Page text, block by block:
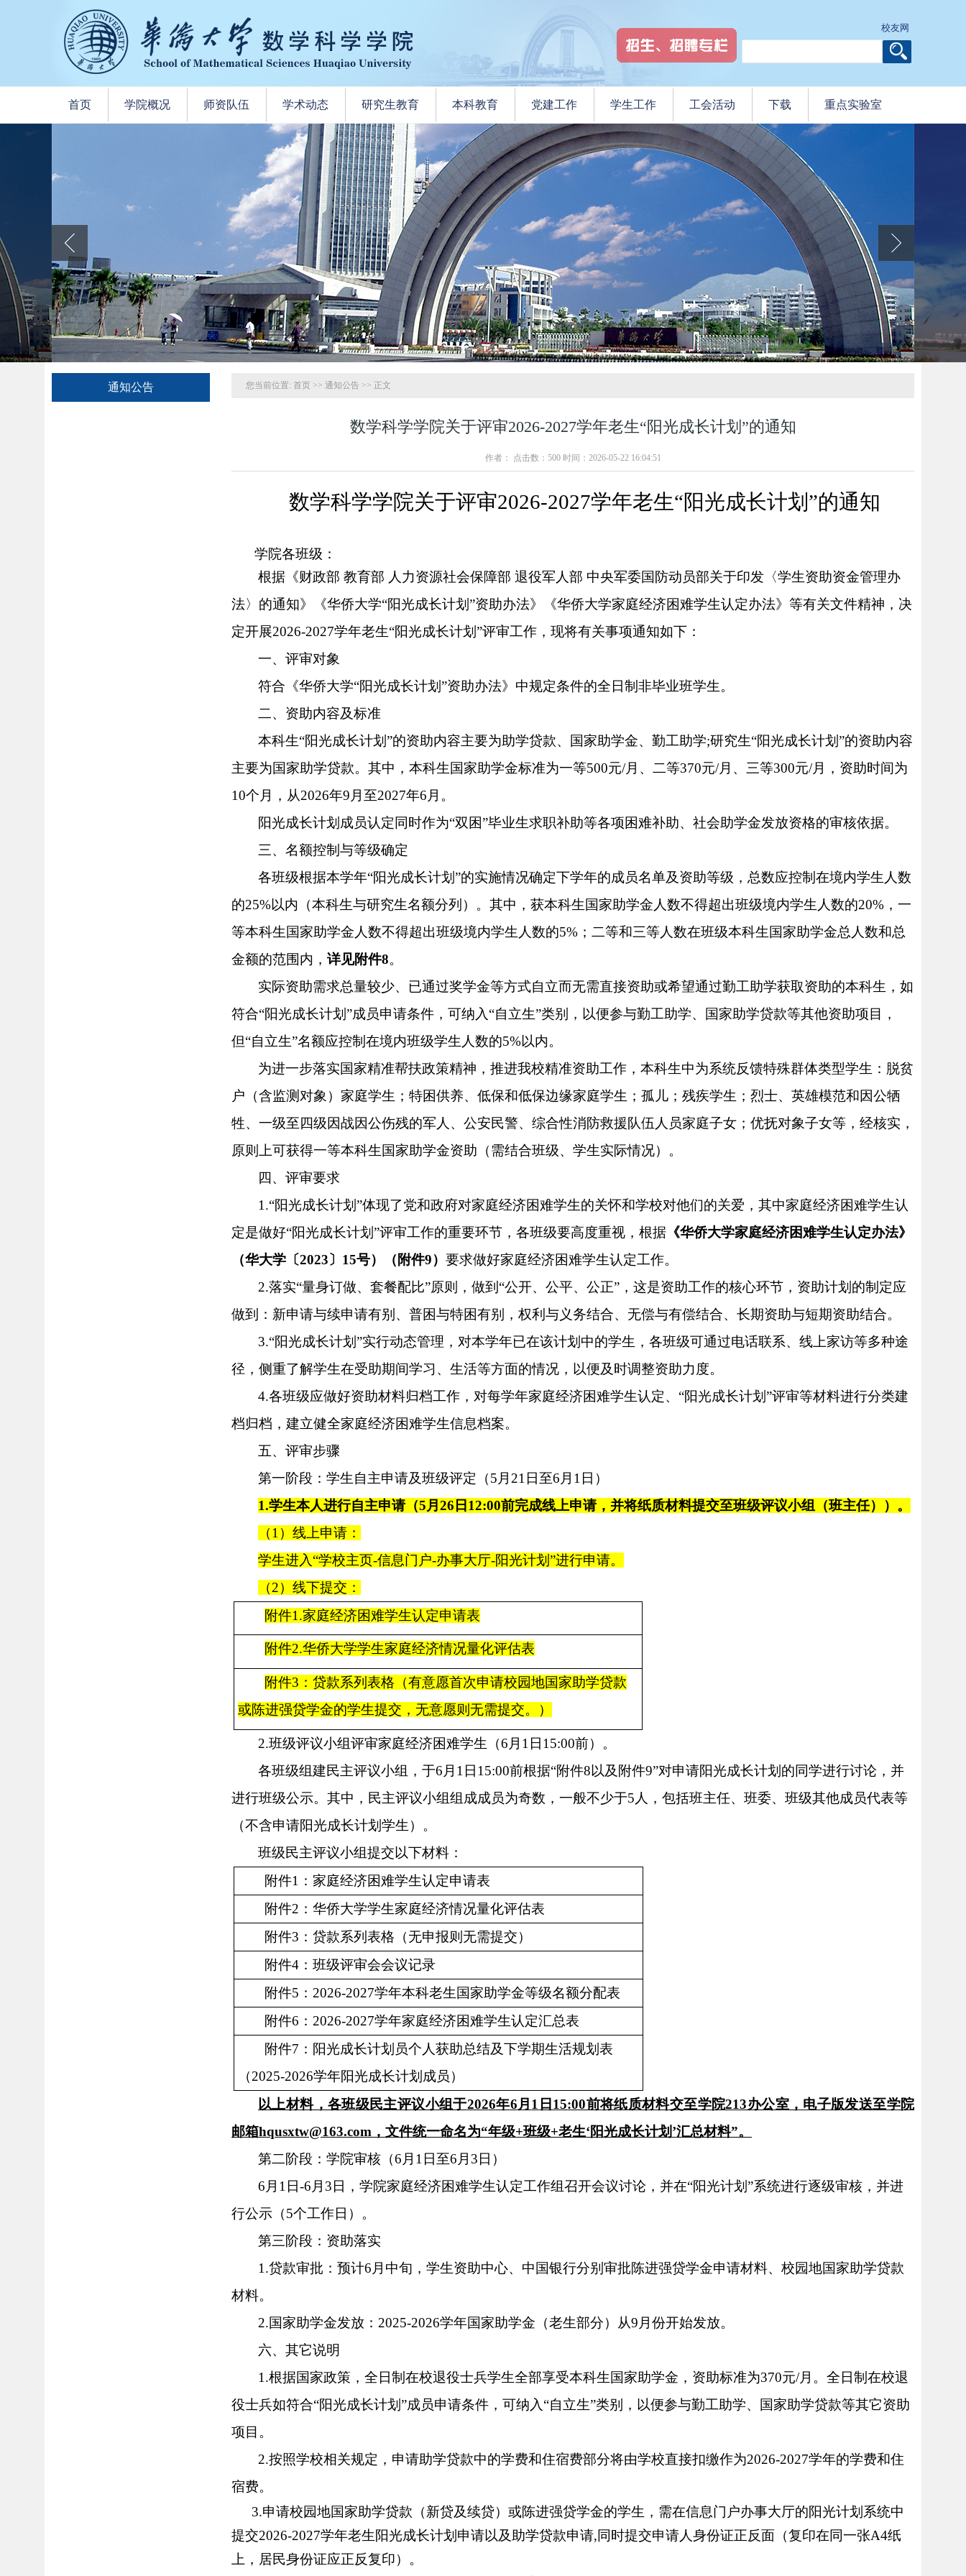
校友网
首页 学院概况 师资队伍 学术动态 研究生教育 本科教育 党建工作 学生工作 工会活动 下载 重点实验室
通知公告 您当前位置: 首页 >> 通知公告 >> 正文
数学科学学院关于评审2026-2027学年老生“阳光成长计划”的通知
作者： 点击数： 500时间：2026-05-22 16:04:51
数学科学学院关于评审2026-2027学年老生“阳光成长计划”的通知
学院各班级：
根据《财政部 教育部 人力资源社会保障部 退役军人部 中央军委国防动员部关于印发〈学生资助资金管理办
法〉的通知》《华侨大学“阳光成长计划”资助办法》《华侨大学家庭经济困难学生认定办法》等有关文件精神，决
定开展2026-2027学年老生“阳光成长计划”评审工作，现将有关事项通知如下：
一、评审对象
符合《华侨大学“阳光成长计划”资助办法》中规定条件的全日制非毕业班学生。
二、资助内容及标准
本科生“阳光成长计划”的资助内容主要为助学贷款、国家助学金、勤工助学;研究生“阳光成长计划”的资助内容
主要为国家助学贷款。其中，本科生国家助学金标准为一等500元/月、二等370元/月、三等300元/月，资助时间为
10个月，从2026年9月至2027年6月。
阳光成长计划成员认定同时作为“双困”毕业生求职补助等各项困难补助、社会助学金发放资格的审核依据。
三、名额控制与等级确定
各班级根据本学年“阳光成长计划”的实施情况确定下学年的成员名单及资助等级，总数应控制在境内学生 人数
的25%以内（本科生与研究生名额分列）。其中，获本科生国家助学金人数不得超出班级境内学生 人数的20%，一
等本科生国家助学金人数不得超出班级境内学生人数的5%；二等和三等人数在班级本科生国家助学金总人数和总
金额的范围内， 详见附件8。
实际资助需求总量较少、已通过奖学金等方式自立而无需直接资助或希望通过勤工助学获取资助的本科生，如
符合“阳光成长计划”成员申请条件，可纳入 “自立生”类别，以便参与勤工助学、国家助学贷款等其他资助项目，
但“自立生”名额应控制在境内班级学生 人数的5%以内。
为进一步落实国家精准帮扶政策精神，推进我校精准资助工作，本科生中为系统反馈特殊群体类型学生 ： 脱贫
户（含监测对象）家庭学生； 特困供养、低保和低保边缘家庭学生 ； 孤儿 ； 残疾学生 ； 烈士、英雄模范和因公牺
牲、一级至四级因战因公伤残的军人、公安民警、综合性消防救援队伍人员家庭子女 ； 优抚对象子女等，经核实，
原则上可获得一等本科生国家助学金资助 （需结合班级、学生实际情况） 。
四、评审要求
1.“阳光成长计划”体现了党和政府对家庭经济困难学生的关怀和学校对他们的关爱，其中家庭经济困难学生认
定是做好“阳光成长计划”评审工作的重要环节，各班级要高度重视，根据 《华侨大学家庭经济困难学生认定办法》
（华大学〔2023〕15号）（附件9） 要求做好家庭经济困难学生认定工作。
2.落实“量身订做、套餐配比”原则，做到“公开、公平、公正”，这是资助工作的核心环节，资助计划的制定应
做到：新申请与续申请有别、普困与特困有别，权利与义务结合、无偿与有偿结合、长期资助与短期资助结合。
3.“阳光成长计划”实行动态管理，对本学年已在该计划中的学生，各班级可通过电话联系、线上家访等多种途
径，侧重了解学生在受助期间学习、生活等方面的情况，以便及时调整资助力度。
4.各班级应做好资助材料归档工作，对每学年家庭经济困难学生认定、 “阳光成长计划”评审等材料进行分类建
档归档，建立健全家庭经济困难学生信息档案。
五、评审步骤
第一阶段：学生自主申请及班级评定 （5月21日至6 月 1 日）
1.学生本人进行自主申请（5月 26 日 12:00前完成线上申请， 并将纸质材料提交至班级评议小组（班主任） ） 。
（1）线上申请：
学生进入 “学校主页-信息门户-办事大厅-阳光计划”进行申请。
（2）线下提交：
附件1.家庭经济困难学生认定申请表
附件2.华侨大学学生家庭经济情况量化评估表
附件3：贷款系列表格（有意愿首次申请校园地国家助学贷款
或陈进强贷学金的学生提交，无意愿则无需提交。
）
2.班级评议小组评审家庭经济困难学生（6 月 1 日 1 5:00前）。
各班级组建民主评议小组，于6 月 1 日 1 5:00前根据“附件8以及附件9”对申请阳光成长计划的同学进行讨论，并
进行班级公示。其中，民主评议小组组成成员为奇数，一般不少于5人，包括班主任、班委、班级其他成员代表等
（不含申请阳光成长计划学生 ） 。
班级民主评议小组提交以下材料：
附件1：家庭经济困难学生认定申请表
附件2：华侨大学学生家庭经济情况量化评估表
附件3：贷款系列表格（无申报则无需提交）
附件4：班级评审会会议记录
附件5：2026-2027学年本科老生国家助学金等级名额分配表
附件6：2026-2027学年家庭经济困难学生认定汇总表
附件7：阳光成长计划员个人获助总结及下学期生活规划表
（2025-2026学年阳光成长计划成员）
以上材料，各班级民主评议小组于2026年6月 1 日 15:00前将纸质材料交至学院213办公室，电子版发送至学院
邮箱hqusxtw@163.com，文件统一命名为“年级+班级+老生‘阳光成长计划’汇总材料”。
第二阶段：学院审核（6 月 1 日至6 月 3 日）
6 月 1 日-6 月 3 日，学院家庭经济困难学生认定工作组召开会议讨论，并在“阳光计划”系统进行逐级审核，并进
行公示 （5个工作日 ） 。
第三阶段：资助落实
1.贷款审批：预计6月中旬，学生资助中心、中国银行分别审批陈进强贷学金申请材料、校园地国家助学贷款
材料。
2.国家助学金发放：2025-2026学年国家助学金（老生部分）从9月份开始发放。
六、其它说明
1.根据国家政策，全日制在校退役士兵学生全部享受本科生国家助学金，资助标准为370元/月。全日制在校退
役士兵如符合“阳光成长计划”成员申请条件，可纳入“自立生”类别，以便参与勤工助学、国家助学贷款等其它资助
项目。
2.按照学校相关规定，申请助学贷款中的学费和住宿费部分将由学校直接扣缴作为2026-2027学年的学费和住
宿费。
3.申请校园地国家助学贷款（新贷及续贷）或陈进强贷学金的学生，需在信息门户办事大厅的阳光计划系统中
提交2026-2027学年老生阳光成长计划申请以及助学贷款申请,同时提交申请人身份证正反面（复印在同一张A4纸
上，居民身份证应正反复印）。